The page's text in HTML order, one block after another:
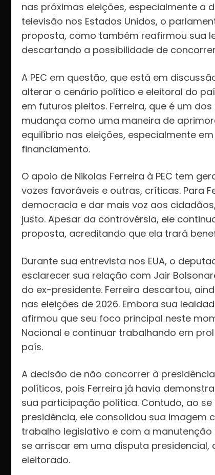
nas próximas eleições, especialmente a
televisão nos Estados Unidos, o
proposta, como também reafirmou sua
descartando a possibilidade de
A PEC em questão, que está em
alterar o cenário político e eleitoral do
em futuros pleitos. Ferreira, que é um
mudança como uma maneira de
equilíbrio nas eleições, especialmente
financiamento.
O apoio de Nikolas Ferreira à PEC tem
vozes favoráveis e outras, críticas. Para
democracia e dar mais voz aos
justo. Apesar da controvérsia, ele
proposta, acreditando que ela trará
Durante sua entrevista nos EUA, o
esclarecer sua relação com Jair
do ex-presidente. Ferreira descartou,
nas eleições de 2026. Embora sua
afirmou que seu foco principal neste
Nacional e continuar trabalhando em
país.
A decisão de não concorrer à
políticos, pois Ferreira já havia
sua participação política. Contudo, ao
presidência, ele consolidou sua
trabalho legislativo e com a
se arriscar em uma disputa
eleitorado.